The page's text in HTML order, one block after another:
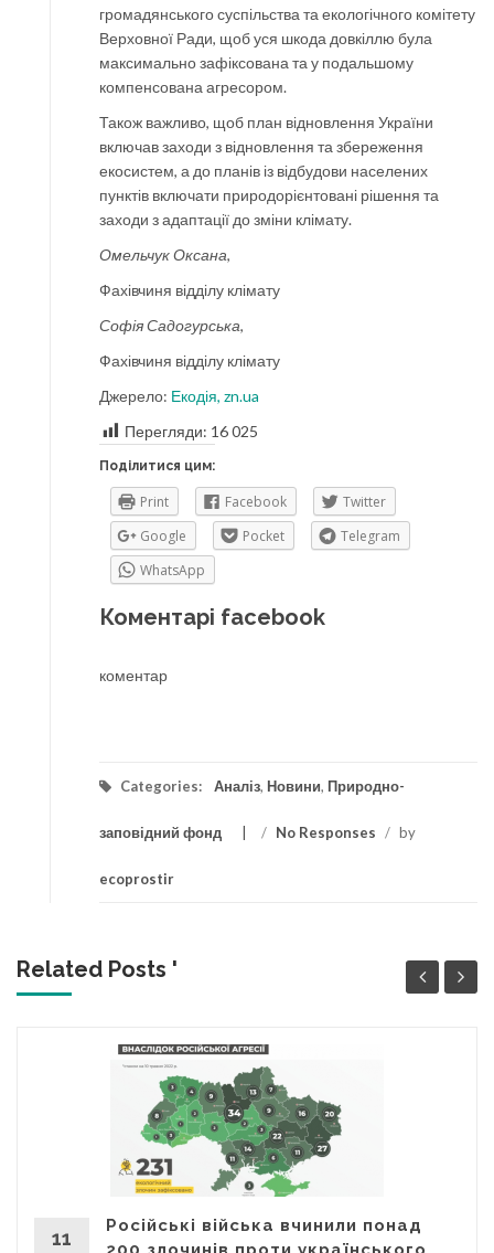
громадянського суспільства та екологічного комітету
Верховної Ради, щоб уся шкода довкіллю була
максимально зафіксована та у подальшому
компенсована агресором.
Також важливо, щоб план відновлення України
включав заходи з відновлення та збереження
екосистем, а до планів із відбудови населених
пунктів включати природорієнтовані рішення та
заходи з адаптації до зміни клімату.
Омельчук Оксана,
Фахівчиня відділу клімату
Софія Садогурська,
Фахівчиня відділу клімату
Джерело: Екодія, zn.ua
Перегляди: 16 025
Поділитися цим:
Print Facebook
Twitter
Google
Pocket
Telegram
WhatsApp
Коментарі facebook
коментар
Categories: Аналіз, Новини, Природно-
заповідний фонд / No Responses / by
ecoprostir
Related Posts '
11
Російські війська вчинили понад